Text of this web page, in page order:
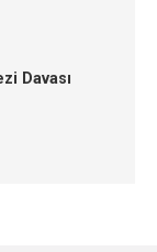
Davası